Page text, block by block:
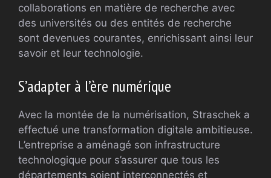
collaborations en matière de recherche avec
des universités ou des entités de recherche
sont devenues courantes, enrichissant ainsi leur
savoir et leur technologie.
S’adapter à l’ère numérique
Avec la montée de la numérisation, Straschek a
effectué une transformation digitale ambitieuse.
L’entreprise a aménagé son infrastructure
technologique pour s’assurer que tous les
départements soient interconnectés et